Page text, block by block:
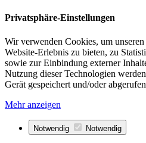
Privatsphäre-Einstellungen
Wir verwenden Cookies, um
Website-Erlebnis zu bieten, zu
sowie zur Einbindung externer
Nutzung dieser Technologien
Gerät gespeichert und/oder
Mehr anzeigen
Notwendig Notwendig